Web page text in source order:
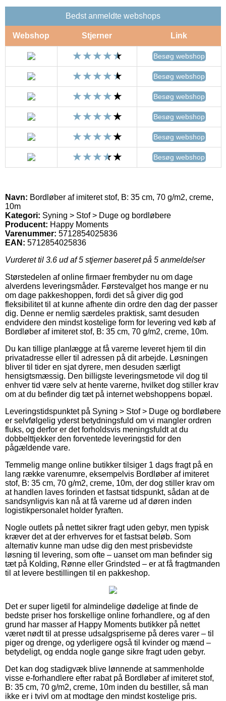
Bedst anmeldte webshops
Webshop Stjerner Link
Besøg webshop
Besøg webshop
Besøg webshop
Besøg webshop
Besøg webshop
Besøg webshop
Navn: Bordløber af imiteret stof, B: 35 cm, 70 g/m2, creme,
10m
Kategori: Syning > Stof > Duge og bordløbere
Producent: Happy Moments
Varenummer: 5712854025836
EAN: 5712854025836
Vurderet til 3.6 ud af 5 stjerner baseret på 5 anmeldelser
Størstedelen af online firmaer frembyder nu om dage
alverdens leveringsmåder. Førstevalget hos mange er nu
om dage pakkeshoppen, fordi det så giver dig god
fleksibilitet til at kunne afhente din ordre den dag der passer
dig. Denne er nemlig særdeles praktisk, samt desuden
endvidere den mindst kostelige form for levering ved køb af
Bordløber af imiteret stof, B: 35 cm, 70 g/m2, creme, 10m.
Du kan tillige planlægge at få varerne leveret hjem til din
privatadresse eller til adressen på dit arbejde. Løsningen
bliver til tider en sjat dyrere, men desuden særligt
hensigtsmæssig. Den billigste leveringsmetode vil dog til
enhver tid være selv at hente varerne, hvilket dog stiller krav
om at du befinder dig tæt på internet webshoppens bopæl.
Leveringstidspunktet på Syning > Stof > Duge og bordløbere
er selvfølgelig yderst betydningsfuld om vi mangler ordren
fluks, og derfor er det forholdsvis meningsfuldt at du
dobbelttjekker den forventede leveringstid for den
pågældende vare.
Temmelig mange online butikker tilsiger 1 dags fragt på en
lang række varenumre, eksempelvis Bordløber af imiteret
stof, B: 35 cm, 70 g/m2, creme, 10m, der dog stiller krav om
at handlen laves forinden et fastsat tidspunkt, sådan at de
sandsynligvis kan nå at få varerne ud af døren inden
logistikpersonalet holder fyraften.
Nogle outlets på nettet sikrer fragt uden gebyr, men typisk
kræver det at der erhverves for et fastsat beløb. Som
alternativ kunne man udse dig den mest prisbevidste
løsning til levering, som ofte – uanset om man befinder sig
tæt på Kolding, Rønne eller Grindsted – er at få fragtmanden
til at levere bestillingen til en pakkeshop.
Det er super ligetil for almindelige dødelige at finde de
bedste priser hos forskellige online forhandlere, og af den
grund har masser af Happy Moments butikker på nettet
været nødt til at presse udsalgspriserne på deres varer – til
piger og drenge, og yderligere også til kvinder og mænd –
betydeligt, og endda nogle gange sikre fragt uden gebyr.
Det kan dog stadigvæk blive lønnende at sammenholde
visse e-forhandlere efter rabat på Bordløber af imiteret stof,
B: 35 cm, 70 g/m2, creme, 10m inden du bestiller, så man
ikke er i tvivl om at modtage den mindst kostelige pris.